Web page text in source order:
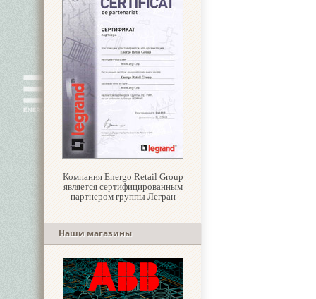
Компания Energo Retail Group
является сертифицированным
партнером группы Легран
Наши магазины